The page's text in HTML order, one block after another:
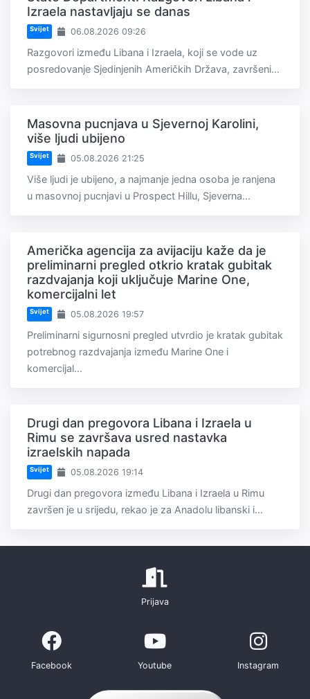
Izraela nastavljaju se danas
Svijet 06.08.2026 09:26
Razgovori između Libana i Izraela, koji se vode uz
posredovanje Sjedinjenih Američkih Država, završeni...
Masovna pucnjava u Sjevernoj Karolini,
više ljudi ubijeno
Svijet 05.08.2026 21:25
Više ljudi je ubijeno, a najmanje jedna osoba je ranjena
u masovnoj pucnjavi u Prospect Hillu, Sjeverna...
Američka agencija za avijaciju kaže da je
preliminarni pregled otkrio kratak gubitak
razdvajanja koji uključuje Marine One,
komercijalni let
Svijet 05.08.2026 19:57
Preliminarni sigurnosni pregled utvrdio je kratak gubitak
potrebnog razdvajanja između Marine One i
komercijal...
Drugi dan pregovora Libana i Izraela u
Rimu se završava usred nastavka
izraelskih napada
Svijet 05.08.2026 19:14
Drugi dan pregovora između Libana i Izraela u Rimu
završen je u srijedu, rekao je za Anadolu libanski i...
Prijava
Facebook Youtube Instagram